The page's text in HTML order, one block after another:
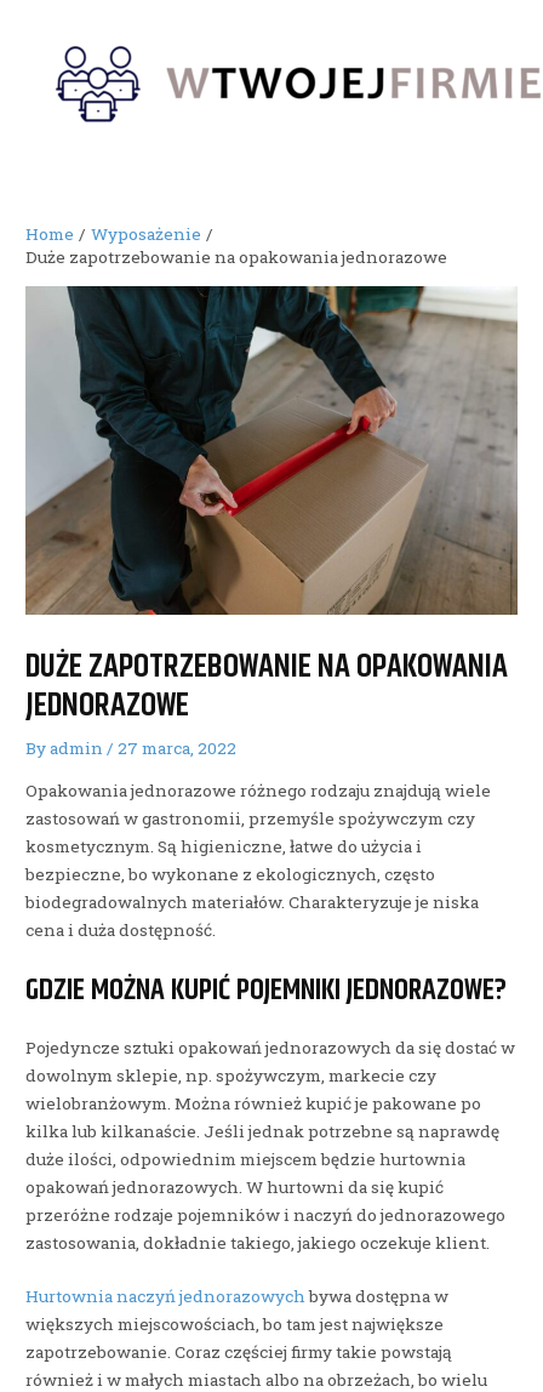
content
Home
Wyposażenie
Duże zapotrzebowanie na opakowania jednorazowe
DUŻE ZAPOTRZEBOWANIE NA OPAKOWANIA
JEDNORAZOWE
Byadmin/27 marca, 2022
Opakowania jednorazowe różnego rodzaju znajdują wiele
zastosowań w gastronomii, przemyśle spożywczym czy
kosmetycznym. Są higieniczne, łatwe do użycia i
bezpieczne, bo wykonane z ekologicznych, często
biodegradowalnych materiałów. Charakteryzuje je niska
cena i duża dostępność.
GDZIE MOŻNA KUPIĆ POJEMNIKI JEDNORAZOWE?
Pojedyncze sztuki opakowań jednorazowych da się dostać w
dowolnym sklepie, np. spożywczym, markecie czy
wielobranżowym. Można również kupić je pakowane po
kilka lub kilkanaście. Jeśli jednak potrzebne są naprawdę
duże ilości, odpowiednim miejscem będzie hurtownia
opakowań jednorazowych. W hurtowni da się kupić
przeróżne rodzaje pojemników i naczyń do jednorazowego
zastosowania, dokładnie takiego, jakiego oczekuje klient.
Hurtownia naczyń jednorazowychbywa dostępna w
większych miejscowościach, bo tam jest największe
zapotrzebowanie. Coraz częściej firmy takie powstają
również i w małych miastach albo na obrzeżach, bo wielu